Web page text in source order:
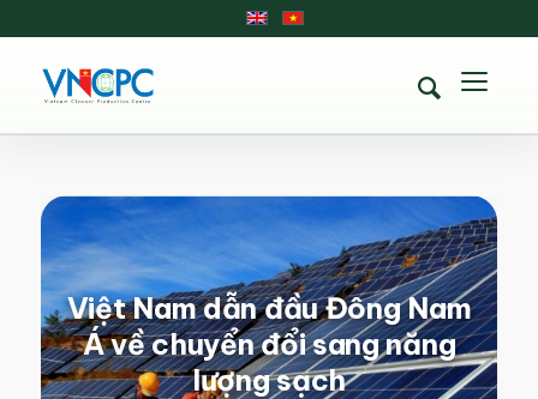
Việt Nam dẫn đầu Đông Nam
Á về chuyển đổi sang năng
lượng sạch